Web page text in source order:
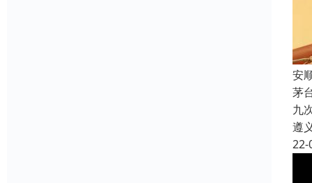
安
茅
九
遵
22-